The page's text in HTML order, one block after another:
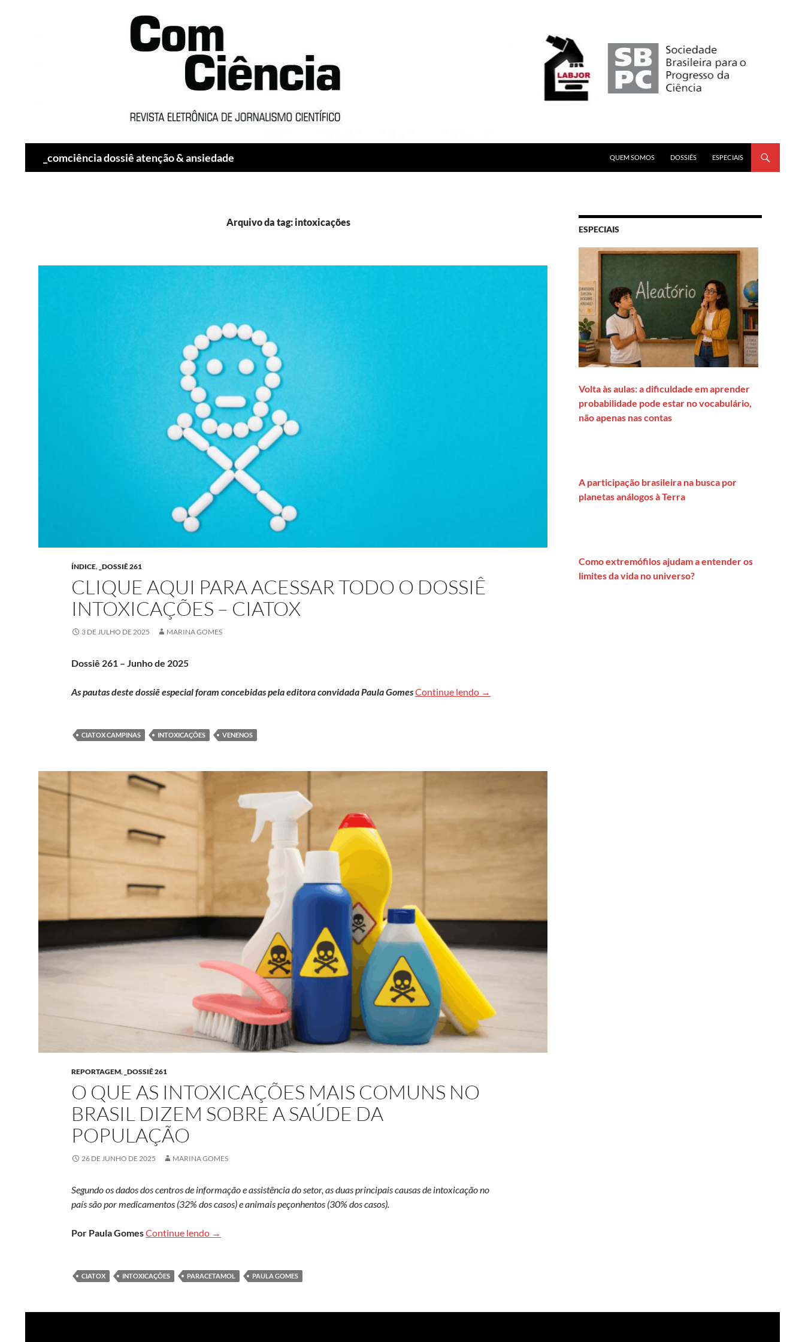
_comciência dossiê atenção & ansiedade
QUEM SOMOS
DOSSIÊS ESPECIAIS
Arquivo da tag: intoxicações
ÍNDICE, _DOSSIÊ 261
CLIQUE AQUI PARA ACESSAR TODO O DOSSIÊ
INTOXICAÇÕES – CIATOX
3 DE JULHO DE 2025 MARINA GOMES
Dossiê 261 – Junho de 2025
As pautas deste dossiê especial foram concebidas pela editora convidada Paula GomesContinue lendo Clique aqui para acessar todo o dossiê Intoxicações – Ciatox
→
CIATOX CAMPINAS INTOXICAÇÕES VENENOS
REPORTAGEM, _DOSSIÊ 261
O QUE AS INTOXICAÇÕES MAIS COMUNS NO
BRASIL DIZEM SOBRE A SAÚDE DA
POPULAÇÃO
26 DE JUNHO DE 2025 MARINA GOMES
Segundo os dados dos centros de informação e assistência do setor, as duas principais causas de intoxicação no
país são por medicamentos (32% dos casos) e animais peçonhentos (30% dos casos).
Por Paula GomesContinue lendo O que as intoxicações mais comuns no Brasil dizem sobre a saúde da população
→
CIATOX INTOXICAÇÕES PARACETAMOL PAULA GOMES
ESPECIAIS
Volta às aulas: a dificuldade em aprender
probabilidade pode estar no vocabulário,
não apenas nas contas
A participação brasileira na busca por
planetas análogos à Terra
Como extremófilos ajudam a entender os
limites da vida no universo?